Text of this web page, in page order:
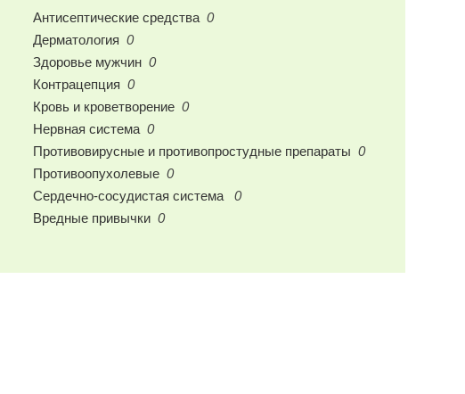
Антисептические средства 0
Дерматология 0
Здоровье мужчин 0
Контрацепция 0
Кровь и кроветворение 0
Нервная система 0
Противовирусные и противопростудные препараты 0
Противоопухолевые 0
Сердечно-сосудистая система
0
Вредные привычки 0